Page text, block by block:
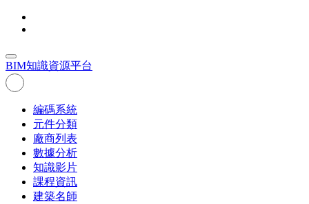
BIM知識資源平台
編碼系統
元件分類
廠商列表
數據分析
知識影片
課程資訊
建築名師